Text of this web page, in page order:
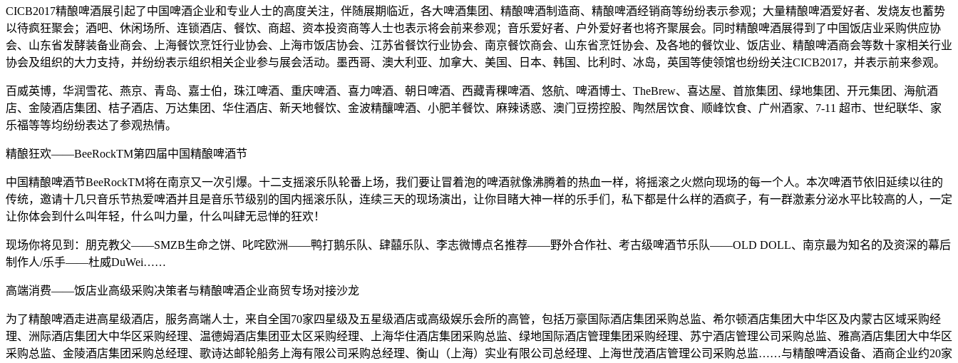
CICB2017精酿啤酒展引起了中国啤酒企业和专业人士的高度关注，伴随展期临近，各大啤酒集团、精酿啤酒制造商、精酿啤酒经销商等纷纷表示参观；大量精酿啤酒爱好者、发烧友也蓄势
以待疯狂聚会；酒吧、休闲场所、连锁酒店、餐饮、商超、资本投资商等人士也表示将会前来参观；音乐爱好者、户外爱好者也将齐聚展会。同时精酿啤酒展得到了中国饭店业采购供应协
会、山东省发酵装备业商会、上海餐饮烹饪行业协会、上海市饭店协会、江苏省餐饮行业协会、南京餐饮商会、山东省烹饪协会、及各地的餐饮业、饭店业、精酿啤酒商会等数十家相关行业
协会及组织的大力支持，并纷纷表示组织相关企业参与展会活动。墨西哥、澳大利亚、加拿大、美国、日本、韩国、比利时、冰岛，英国等使领馆也纷纷关注CICB2017，并表示前来参观。
百威英博，华润雪花、燕京、青岛、嘉士伯，珠江啤酒、重庆啤酒、喜力啤酒、朝日啤酒、西藏青稞啤酒、悠航、啤酒博士、TheBrew、喜达屋、首旅集团、绿地集团、开元集团、海航酒
店、金陵酒店集团、桔子酒店、万达集团、华住酒店、新天地餐饮、金波精釀啤酒、小肥羊餐饮、麻辣诱惑、澳门豆捞控股、陶然居饮食、顺峰饮食、广州酒家、7-11 超市、世纪联华、家
乐福等等均纷纷表达了参观热情。
精酿狂欢——BeeRockTM第四届中国精酿啤酒节
中国精酿啤酒节BeeRockTM将在南京又一次引爆。十二支摇滚乐队轮番上场，我们要让冒着泡的啤酒就像沸腾着的热血一样，将摇滚之火燃向现场的每一个人。本次啤酒节依旧延续以往的
传统，邀请十几只音乐节热爱啤酒并且是音乐节级别的国内摇滚乐队，连续三天的现场演出，让你目睹大神一样的乐手们，私下都是什么样的酒疯子，有一群激素分泌水平比较高的人，一定
让你体会到什么叫年轻，什么叫力量，什么叫肆无忌惮的狂欢！
现场你将见到：朋克教父——SMZB生命之饼、叱咤欧洲——鸭打鹅乐队、肆囍乐队、李志微博点名推荐——野外合作社、考古级啤酒节乐队——OLD DOLL、南京最为知名的及资深的幕后
制作人/乐手——杜威DuWei……
高端消费——饭店业高级采购决策者与精酿啤酒企业商贸专场对接沙龙
为了精酿啤酒走进高星级酒店，服务高端人士，来自全国70家四星级及五星级酒店或高级娱乐会所的高管，包括万豪国际酒店集团采购总监、希尔顿酒店集团大中华区及内蒙古区域采购经
理、洲际酒店集团大中华区采购经理、温德姆酒店集团亚太区采购经理、上海华住酒店集团采购总监、绿地国际酒店管理集团采购经理、苏宁酒店管理公司采购总监、雅高酒店集团大中华区
采购总监、金陵酒店集团采购总经理、歌诗达邮轮船务上海有限公司采购总经理、衡山（上海）实业有限公司总经理、上海世茂酒店管理公司采购总监……与精酿啤酒设备、酒商企业约20家